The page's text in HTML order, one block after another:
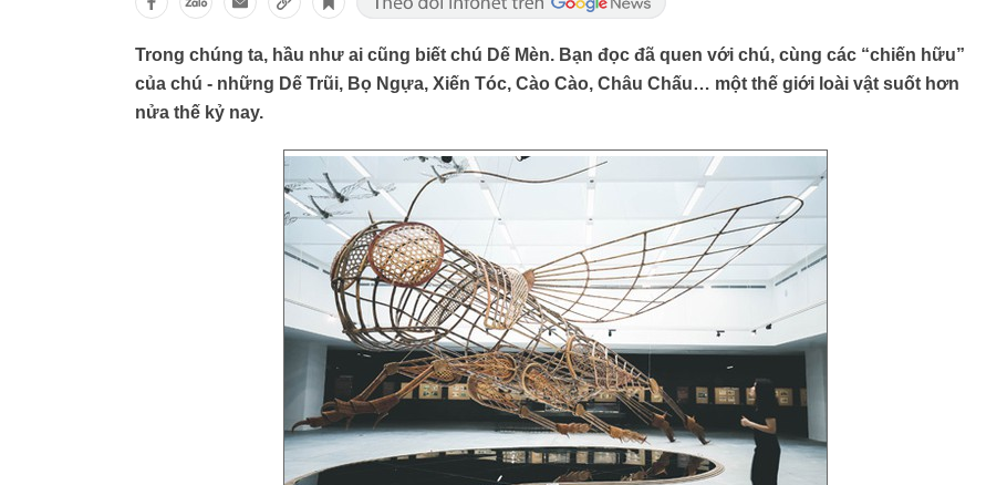
Trong chúng ta, hầu như ai cũng biết chú Dế Mèn. Bạn đọc đã quen với chú, cùng các “chiến hữu”
của chú - những Dế Trũi, Bọ Ngựa, Xiến Tóc, Cào Cào, Châu Chấu… một thế giới loài vật suốt hơn
nửa thế kỷ nay.